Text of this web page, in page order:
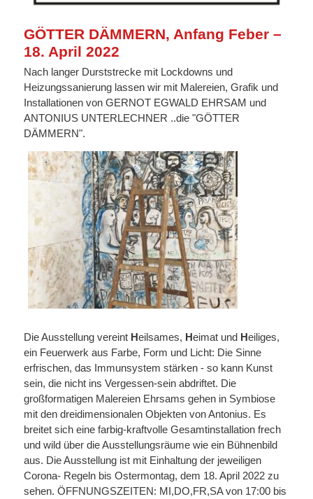
GÖTTER DÄMMERN, Anfang Feber –
18. April 2022
Nach langer Durststrecke mit Lockdowns und
Heizungssanierung lassen wir mit Malereien, Grafik und
Installationen von GERNOT EGWALD EHRSAM und
ANTONIUS UNTERLECHNER ..die "GÖTTER
DÄMMERN".
Die Ausstellung vereint Heilsames, Heimat und Heiliges,
ein Feuerwerk aus Farbe, Form und Licht: Die Sinne
erfrischen, das Immunsystem stärken - so kann Kunst
sein, die nicht ins Vergessen-sein abdriftet. Die
großformatigen Malereien Ehrsams gehen in Symbiose
mit den dreidimensionalen Objekten von Antonius. Es
breitet sich eine farbig-kraftvolle Gesamtinstallation frech
und wild über die Ausstellungsräume wie ein Bühnenbild
aus. Die Ausstellung ist mit Einhaltung der jeweiligen
Corona- Regeln bis Ostermontag, dem 18. April 2022 zu
sehen. ÖFFNUNGSZEITEN: MI,DO,FR,SA von 17:00 bis